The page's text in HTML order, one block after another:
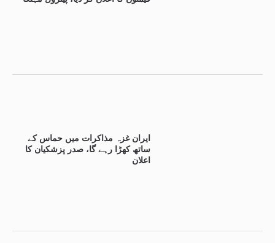
ایران غزہ مذاکرات میں حماس کے
ساتھ کھڑا رہے گا، صدر پزشکیان کا
اعلان